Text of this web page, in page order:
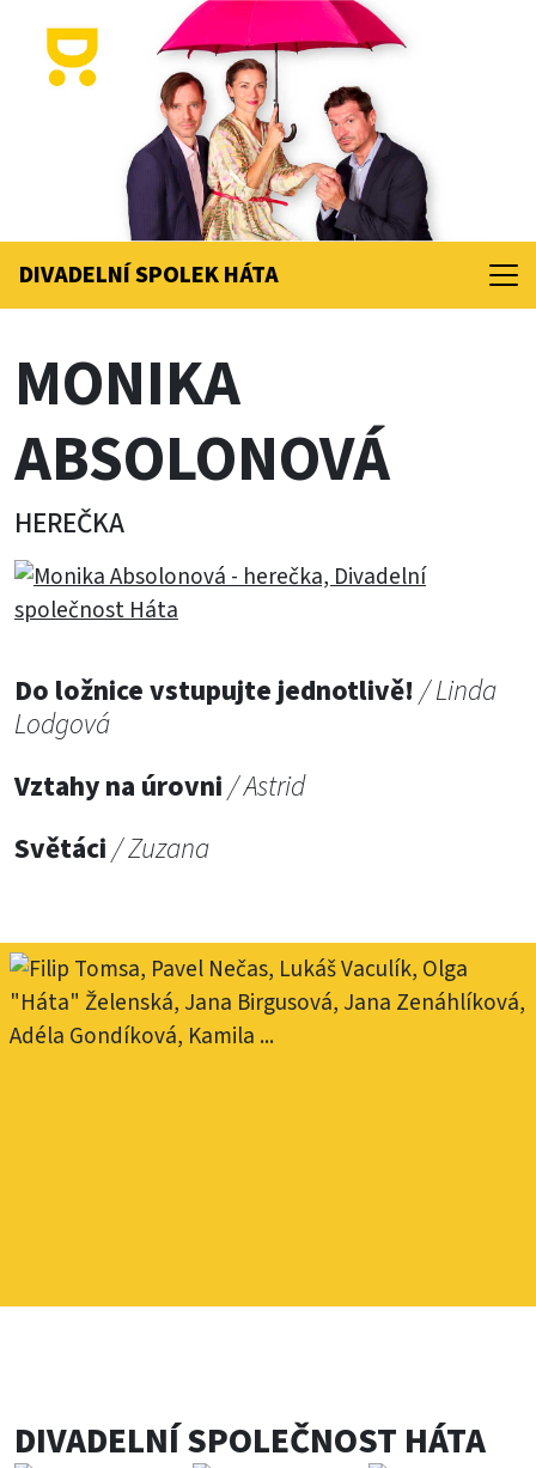
DIVADELNÍ SPOLEKHÁTA
MONIKA
ABSOLONOVÁ
HEREČKA
Do ložnice vstupujte jednotlivě! / Linda
Lodgová
Vztahy na úrovni/ Astrid
Světáci/ Zuzana
DIVADELNÍ SPOLEČNOST HÁTA